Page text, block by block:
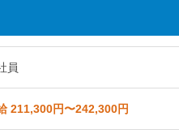
員
211,300円〜242,300円